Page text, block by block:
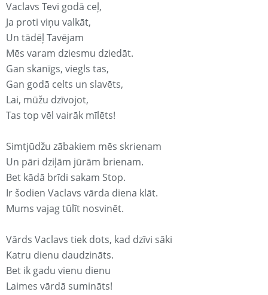
Vaclavs Tevi godā ceļ,
Ja proti viņu valkāt,
Un tādēļ Tavējam
Mēs varam dziesmu dziedāt.
Gan skanīgs, viegls tas,
Gan godā celts un slavēts,
Lai, mūžu dzīvojot,
Tas top vēl vairāk mīlēts!
Simtjūdžu zābakiem mēs skrienam
Un pāri dziļām jūrām brienam.
Bet kādā brīdi sakam Stop.
Ir šodien Vaclavs vārda diena klāt.
Mums vajag tūlīt nosvinēt.
Vārds Vaclavs tiek dots, kad dzīvi sāki
Katru dienu daudzināts.
Bet ik gadu vienu dienu
Laimes vārdā sumināts!